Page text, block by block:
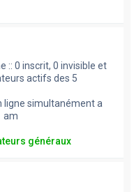
:: 0 inscrit, 0 invisible et
actifs des 5
ligne simultanément a
am
généraux